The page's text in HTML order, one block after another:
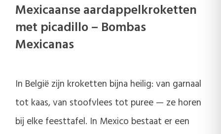
Mexicaanse aardappelkroketten
met picadillo – Bombas
Mexicanas
In België zijn kroketten bijna heilig: van garnaal
tot kaas, van stoofvlees tot puree — ze horen
bij elke feesttafel. In Mexico bestaat er een